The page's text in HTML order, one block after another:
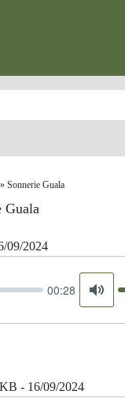
» Sonnerie Guala
Guala
09/2024
00:28
Mute
- 16/09/2024